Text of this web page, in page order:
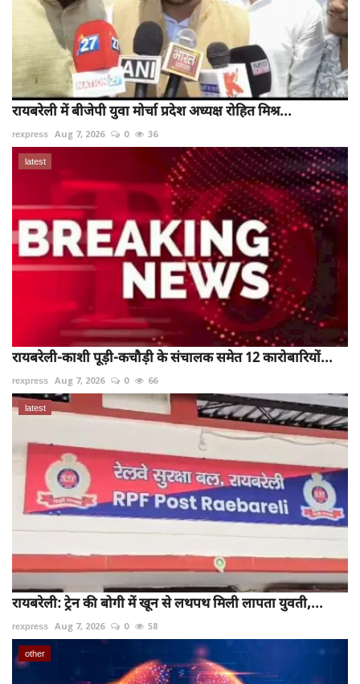
रायबरेली में बीजेपी युवा मोर्चा प्रदेश अध्यक्ष रोहित मिश्र...
rexpress Aug 7, 2026 0 36
latest
रायबरेली-काशी पूड़ी-कचौड़ी के संचालक समेत 12 कारोबारियों...
rexpress Aug 7, 2026 0 66
latest
रायबरेली: ट्रेन की बोगी में खून से लथपथ मिली लापता युवती,...
rexpress Aug 7, 2026 0 58
other